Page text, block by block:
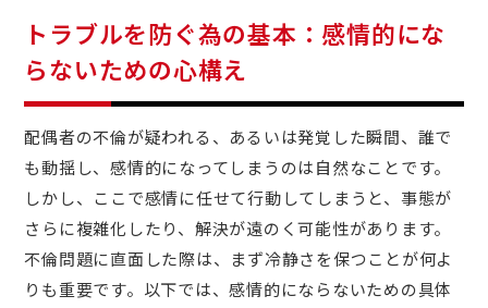
トラブルを防ぐ為の基本：感情的にな
らないための心構え
配偶者の不倫が疑われる、あるいは発覚した瞬間、誰で
も動揺し、感情的になってしまうのは自然なことです。
しかし、ここで感情に任せて行動してしまうと、事態が
さらに複雑化したり、解決が遠のく可能性があります。
不倫問題に直面した際は、まず冷静さを保つことが何よ
りも重要です。以下では、感情的にならないための具体